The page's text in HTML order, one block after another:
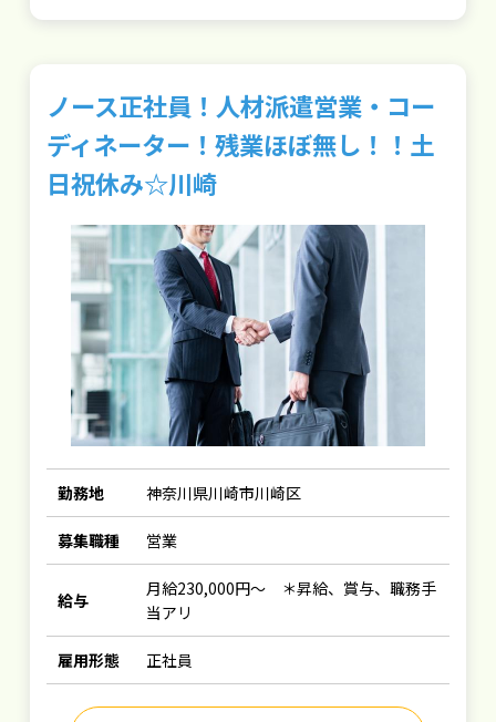
ノース正社員！人材派遣営業・コー
ディネーター！残業ほぼ無し！！土
日祝休み☆川崎
勤務地 神奈川県川崎市川崎区
募集職種 営業
給与
月給230,000円～ ＊昇給、賞与、職務手
当アリ
雇用形態 正社員